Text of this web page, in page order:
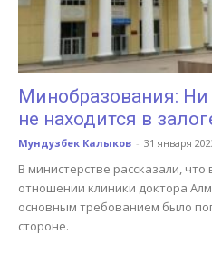
Кыргызстана
Минобразования:
не находится в
Мундузбек Калыков - 31 января
В министерстве рассказали, что
отношении клиники доктора
основным требованием было
стороне.